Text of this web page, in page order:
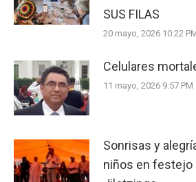
SUS FILAS
20 mayo, 2026 10:22
Celulares
11 mayo, 2026 9:57 PM
Sonrisas y
niños en festejo